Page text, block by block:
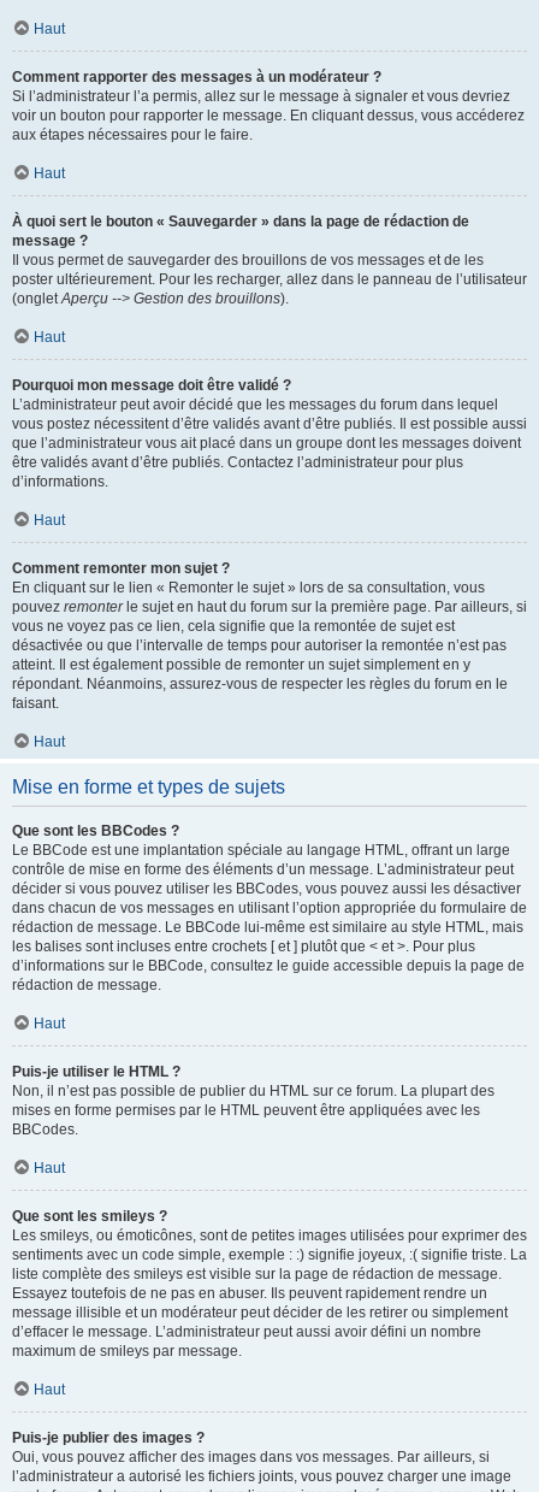
Haut
Comment rapporter des messages à un modérateur ?
Si l’administrateur l’a permis, allez sur le message à signaler et vous devriez
voir un bouton pour rapporter le message. En cliquant dessus, vous accéderez
aux étapes nécessaires pour le faire.
Haut
À quoi sert le bouton « Sauvegarder » dans la page de rédaction de
message ?
Il vous permet de sauvegarder des brouillons de vos messages et de les
poster ultérieurement. Pour les recharger, allez dans le panneau de l’utilisateur
(ongletAperçu --> Gestion des brouillons).
Haut
Pourquoi mon message doit être validé ?
L’administrateur peut avoir décidé que les messages du forum dans lequel
vous postez nécessitent d’être validés avant d’être publiés. Il est possible aussi
que l’administrateur vous ait placé dans un groupe dont les messages doivent
être validés avant d’être publiés. Contactez l’administrateur pour plus
d’informations.
Haut
Comment remonter mon sujet ?
En cliquant sur le lien « Remonter le sujet » lors de sa consultation, vous
pouvez remonterle sujet en haut du forum sur la première page. Par ailleurs, si
vous ne voyez pas ce lien, cela signifie que la remontée de sujet est
désactivée ou que l’intervalle de temps pour autoriser la remontée n’est pas
atteint. Il est également possible de remonter un sujet simplement en y
répondant. Néanmoins, assurez-vous de respecter les règles du forum en le
faisant.
Haut
Mise en forme et types de sujets
Que sont les BBCodes ?
Le BBCode est une implantation spéciale au langage HTML, offrant un large
contrôle de mise en forme des éléments d’un message. L’administrateur peut
décider si vous pouvez utiliser les BBCodes, vous pouvez aussi les désactiver
dans chacun de vos messages en utilisant l’option appropriée du formulaire de
rédaction de message. Le BBCode lui-même est similaire au style HTML, mais
les balises sont incluses entre crochets [ et ] plutôt que < et >. Pour plus
d’informations sur le BBCode, consultez le guide accessible depuis la page de
rédaction de message.
Haut
Puis-je utiliser le HTML ?
Non, il n’est pas possible de publier du HTML sur ce forum. La plupart des
mises en forme permises par le HTML peuvent être appliquées avec les
BBCodes.
Haut
Que sont les smileys ?
Les smileys, ou émoticônes, sont de petites images utilisées pour exprimer des
sentiments avec un code simple, exemple : :) signifie joyeux, :( signifie triste. La
liste complète des smileys est visible sur la page de rédaction de message.
Essayez toutefois de ne pas en abuser. Ils peuvent rapidement rendre un
message illisible et un modérateur peut décider de les retirer ou simplement
d’effacer le message. L’administrateur peut aussi avoir défini un nombre
maximum de smileys par message.
Haut
Puis-je publier des images ?
Oui, vous pouvez afficher des images dans vos messages. Par ailleurs, si
l’administrateur a autorisé les fichiers joints, vous pouvez charger une image